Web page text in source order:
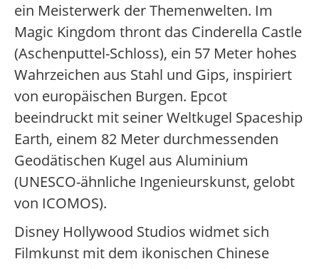
ein Meisterwerk der Themenwelten. Im
Magic Kingdom thront das Cinderella Castle
(Aschenputtel-Schloss), ein 57 Meter hohes
Wahrzeichen aus Stahl und Gips, inspiriert
von europäischen Burgen. Epcot
beeindruckt mit seiner Weltkugel Spaceship
Earth, einem 82 Meter durchmessenden
Geodätischen Kugel aus Aluminium
(UNESCO-ähnliche Ingenieurskunst, gelobt
von ICOMOS).
Disney Hollywood Studios widmet sich
Filmkunst mit dem ikonischen Chinese